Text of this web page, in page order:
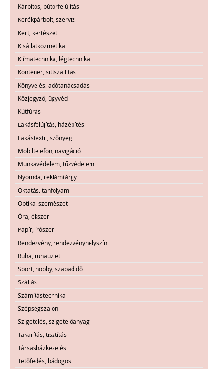
Kárpitos, bútorfelújítás
Kerékpárbolt, szerviz
Kert, kertészet
Kisállatkozmetika
Klímatechnika, légtechnika
Konténer, sittszállítás
Könyvelés, adótanácsadás
Közjegyző, ügyvéd
Kútfúrás
Lakásfelújítás, házépítés
Lakástextil, szőnyeg
Mobiltelefon, navigáció
Munkavédelem, tűzvédelem
Nyomda, reklámtárgy
Oktatás, tanfolyam
Optika, szemészet
Óra, ékszer
Papír, írószer
Rendezvény, rendezvényhelyszín
Ruha, ruhaüzlet
Sport, hobby, szabadidő
Szállás
Számítástechnika
Szépségszalon
Szigetelés, szigetelőanyag
Takarítás, tisztítás
Társasházkezelés
Tetőfedés, bádogos